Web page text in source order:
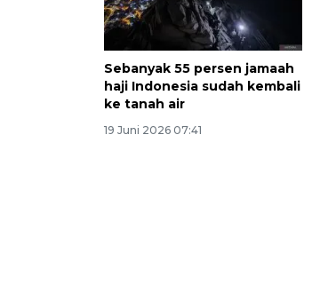
Sebanyak 55 persen jamaah
haji Indonesia sudah kembali
ke tanah air
19 Juni 2026 07:41